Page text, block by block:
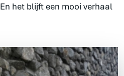
het blijft een mooi verhaal